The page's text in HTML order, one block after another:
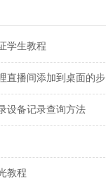
学生教程
直播间添加到桌面的步
设备记录查询方法
教程